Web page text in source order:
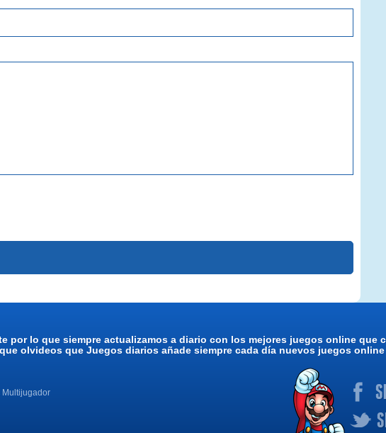
por lo que siempre actualizamos a diario con los mejores juegos online que
olvideos que Juegos diarios añade siempre cada día nuevos juegos
Multijugador